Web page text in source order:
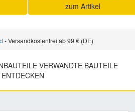
zum Artikel
- Versandkostenfrei ab 99 € (DE)
VERWANDTE BAUTEILE
ENTDECKEN